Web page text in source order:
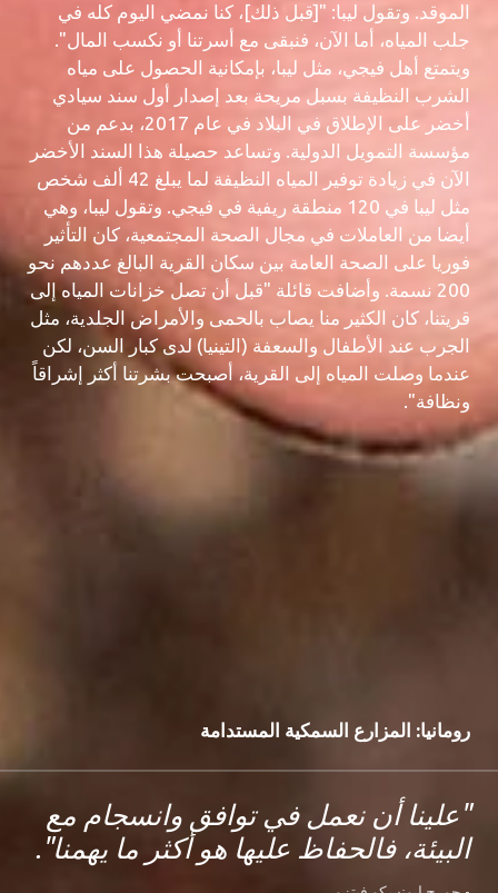
الموقد. وتقول ليبا: "[قبل ذلك]، كنا نمضي اليوم كله في
جلب المياه، أما الآن، فنبقى مع أسرتنا أو نكسب المال".
ويتمتع أهل فيجي، مثل ليبا، بإمكانية الحصول على مياه
الشرب النظيفة بسبل مريحة بعد إصدار أول سند سيادي
أخضر على الإطلاق في البلاد في عام 2017، بدعم من
مؤسسة التمويل الدولية. وتساعد حصيلة هذا السند الأخضر
الآن في زيادة توفير المياه النظيفة لما يبلغ 42 ألف شخص
مثل ليبا في 120 منطقة ريفية في فيجي. وتقول ليبا، وهي
أيضا من العاملات في مجال الصحة المجتمعية، كان التأثير
فوريا على الصحة العامة بين سكان القرية البالغ عددهم نحو
200 نسمة. وأضافت قائلة "قبل أن تصل خزانات المياه إلى
قريتنا، كان الكثير منا يصاب بالحمى والأمراض الجلدية، مثل
الجرب عند الأطفال والسعفة (التينيا) لدى كبار السن، لكن
عندما وصلت المياه إلى القرية، أصبحت بشرتنا أكثر إشراقاً
ونظافة".
رومانيا: المزارع السمكية المستدامة
"علينا أن نعمل في توافق وانسجام مع
البيئة، فالحفاظ عليها هو أكثر ما يهمنا".
جورج إيونسكو فيتزو، الصورة لمؤسسة التمويل الدولية